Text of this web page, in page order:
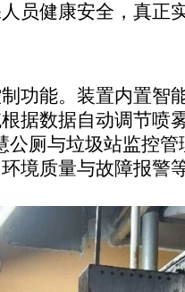
员健康安全，真正
功能。装置内置智
据数据自动调节喷
公厕与垃圾站监控
境质量与故障报警